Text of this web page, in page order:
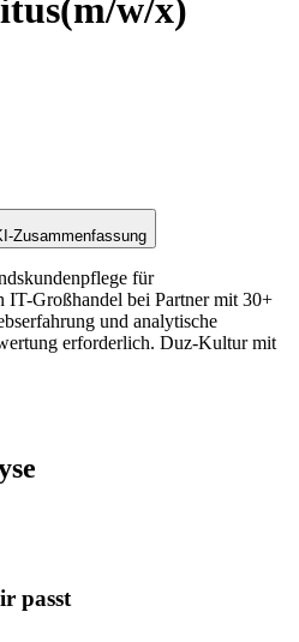
(m/w/x)
Zusammenfassung
für
IT-Großhandel bei Partner mit 30+
und analytische
erforderlich. Duz-Kultur mit
passt